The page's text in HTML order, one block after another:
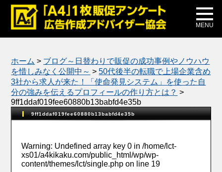
MENU
メディア掲載
公式ブログ
ホーム > ブログ～日替わりで販促の成功事例やノウハウ
を惜しみなく公開中～ >50代後半の転職で上場企業含め
3社から求人が来た！「使命発見システム」を使った自
分の強みを伝えるプロフィールの作り方とは？ >
9ff1ddaf019fee60880b13babfd4e35b
9ff1ddaf019fee60880b13babfd4e35b
Warning: Undefined array key 0 in/home/lct-
xs01/a4kikaku.com/public_html/wp/wp-
content/themes/lct/single.php on line 19